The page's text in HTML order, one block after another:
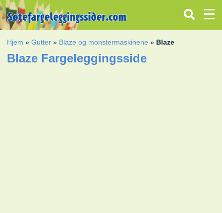
Hjem »Gutter » Blaze og monstermaskinene » Blaze
Blaze Fargeleggingsside